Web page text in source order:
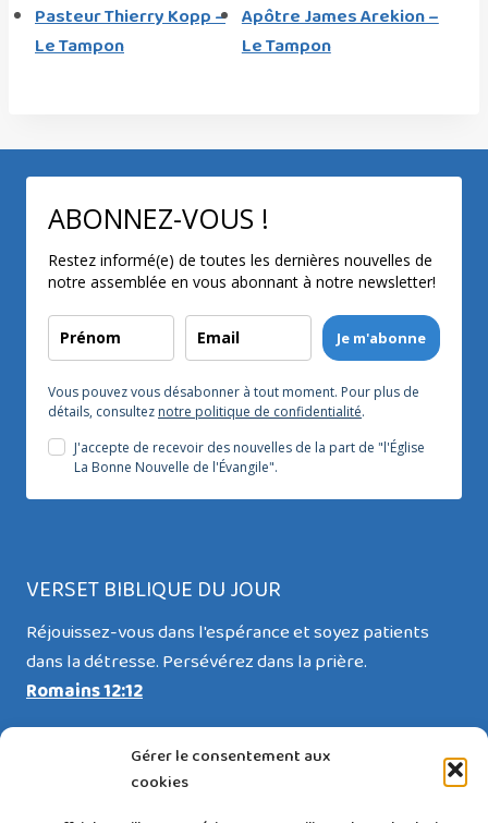
Gérer le consentement aux
cookies
Pasteur Thierry Kopp –
Le Tampon
Apôtre James Arekion –
Le Tampon
ABONNEZ-VOUS !
Restez informé(e) de toutes les dernières nouvelles de
notre assemblée en vous abonnant à notre newsletter!
Je m'abonne
Vous pouvez vous désabonner à tout moment. Pour plus de
détails, consultez notre politique de confidentialité.
J'accepte de recevoir des nouvelles de la part de "l'Église
La Bonne Nouvelle de l'Évangile".
VERSET BIBLIQUE DU JOUR
Réjouissez-vous dans l'espérance et soyez patients
dans la détresse. Persévérez dans la prière.
Romains 12:12
RESTEZ CONNECTÉ(E)